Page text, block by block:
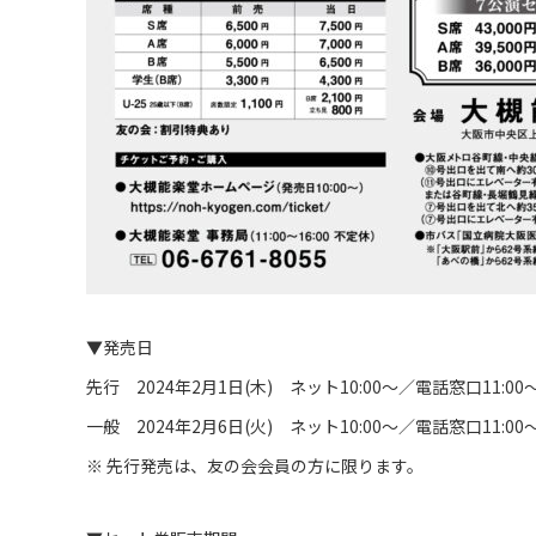
▼発売日
先行 2024年2月1日(木) ネット10:00～／電話窓口11:00
一般 2024年2月6日(火) ネット10:00～／電話窓口11:00
※ 先行発売は、友の会会員の方に限ります。